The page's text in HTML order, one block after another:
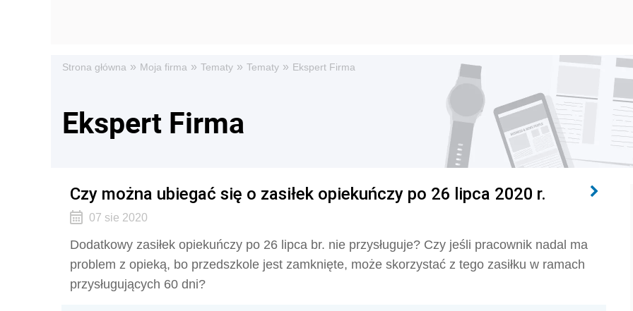
Strona główna » Moja firma » Tematy » Tematy » Ekspert Firma
Ekspert Firma
Czy można ubiegać się o zasiłek opiekuńczy po 26 lipca 2020 r.
07 sie 2020
Dodatkowy zasiłek opiekuńczy po 26 lipca br. nie przysługuje? Czy jeśli pracownik nadal ma
problem z opieką, bo przedszkole jest zamknięte, może skorzystać z tego zasiłku w ramach
przysługujących 60 dni?